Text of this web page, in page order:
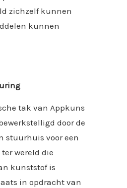
zichzelf kunnen
kunnen
tak van Appkuns
door de
stuurhuis voor een
wereld die
kunststof is
in opdracht van